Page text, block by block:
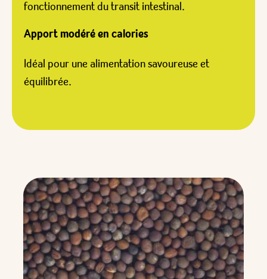
fonctionnement du transit intestinal.
Apport modéré en calories
Idéal pour une alimentation savoureuse et
équilibrée.